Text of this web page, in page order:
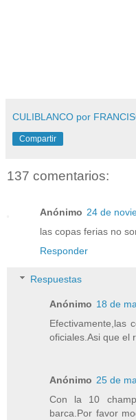
CULIBLANCO por
Compartir
137 comentarios:
Anónimo 24 de
las copas ferias no
Responder
Respuestas
Anónimo 18 de
Efectivamente,las
oficiales.Asi que el
Anónimo 25 de
Con la 10
barca.Por favor